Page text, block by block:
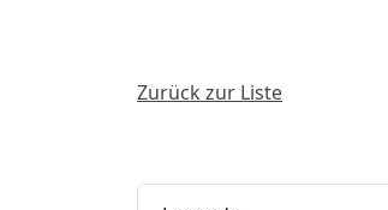
Zurück zur Liste